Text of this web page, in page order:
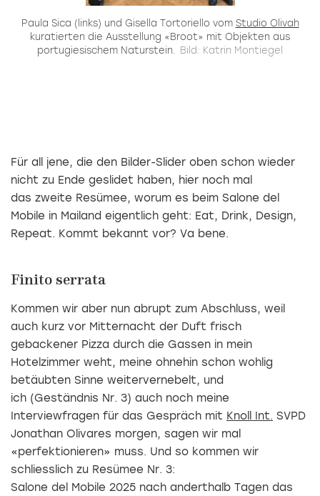
Paula Sica (links) und Gisella Tortoriello vom Studio Olivah
kuratierten die Ausstellung «Broot» mit Objekten aus
portugiesischem Naturstein.
Bild: Katrin Montiegel
Für all jene, die den Bilder-Slider oben schon wieder
nicht zu Ende geslidet haben, hier noch mal
das zweite Resümee, worum es beim Salone del
Mobile in Mailand eigentlich geht: Eat, Drink, Design,
Repeat. Kommt bekannt vor? Va bene.
Finito serrata
Kommen wir aber nun abrupt zum Abschluss, weil
auch kurz vor Mitternacht der Duft frisch
gebackener Pizza durch die Gassen in mein
Hotelzimmer weht, meine ohnehin schon wohlig
betäubten Sinne weitervernebelt, und
ich (Geständnis Nr. 3) auch noch meine
Interviewfragen für das Gespräch mit Knoll Int. SVPD
Jonathan Olivares morgen, sagen wir mal
«perfektionieren» muss. Und so kommen wir
schliesslich zu Resümee Nr. 3:
Salone del Mobile 2025 nach anderthalb Tagen das